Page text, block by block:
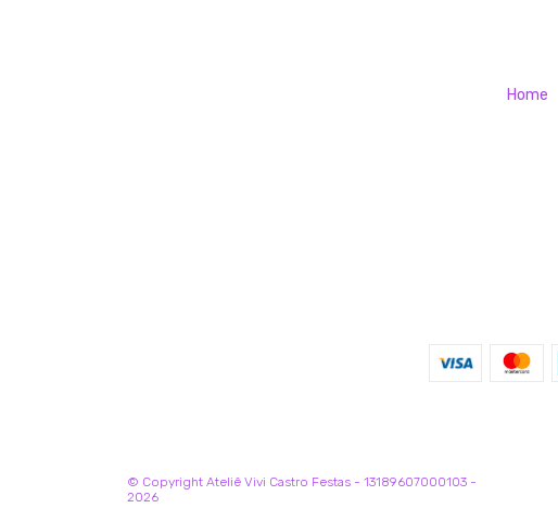
Home
© Copyright Ateliê Vivi Castro Festas - 13189607000103 -
2026